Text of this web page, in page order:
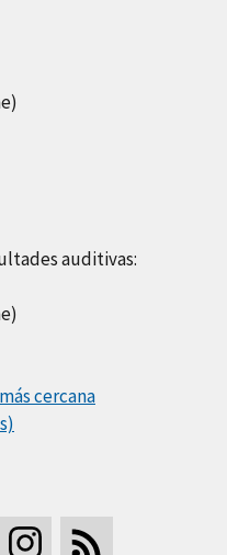
auditivas:
cercana